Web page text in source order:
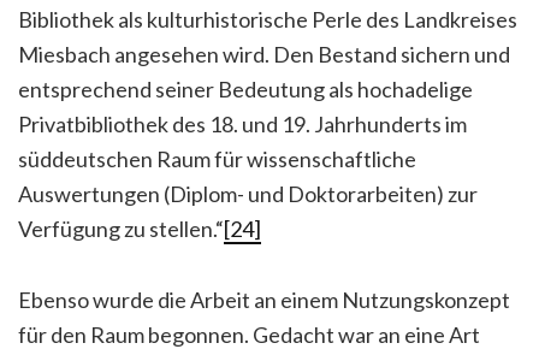
Bibliothek als kulturhistorische Perle des Landkreises
Miesbach angesehen wird. Den Bestand sichern und
entsprechend seiner Bedeutung als hochadelige
Privatbibliothek des 18. und 19. Jahrhunderts im
süddeutschen Raum für wissenschaftliche
Auswertungen (Diplom- und Doktorarbeiten) zur
Verfügung zu stellen.“[24]
Ebenso wurde die Arbeit an einem Nutzungskonzept
für den Raum begonnen. Gedacht war an eine Art